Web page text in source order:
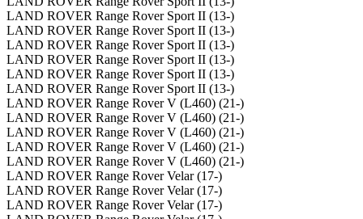
LAND ROVER Range Rover Sport II (13-)
LAND ROVER Range Rover Sport II (13-)
LAND ROVER Range Rover Sport II (13-)
LAND ROVER Range Rover Sport II (13-)
LAND ROVER Range Rover Sport II (13-)
LAND ROVER Range Rover Sport II (13-)
LAND ROVER Range Rover V (L460) (21-)
LAND ROVER Range Rover V (L460) (21-)
LAND ROVER Range Rover V (L460) (21-)
LAND ROVER Range Rover V (L460) (21-)
LAND ROVER Range Rover V (L460) (21-)
LAND ROVER Range Rover Velar (17-)
LAND ROVER Range Rover Velar (17-)
LAND ROVER Range Rover Velar (17-)